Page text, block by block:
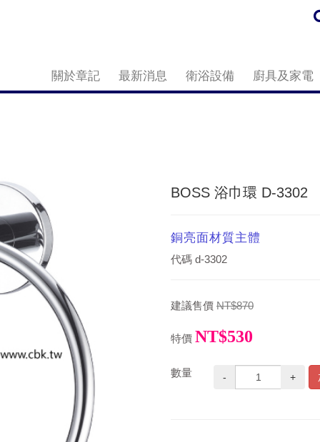
關於章記 最新消息 衛浴設備 廚具及家電
BOSS 浴巾環 D-3302
銅亮面材質主體
代碼 d-3302
建議售價 NT$870
特價 NT$530
數量 - +